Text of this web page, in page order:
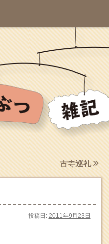
古寺巡礼
投稿日: 2011年9月23日